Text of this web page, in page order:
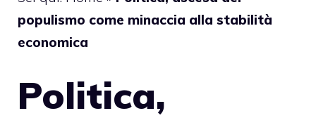
populismo come minaccia alla stabilità
economica
Politica,